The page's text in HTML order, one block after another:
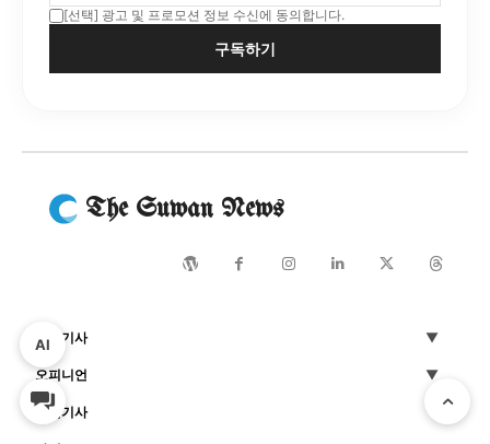
[선택] 광고 및 프로모션 정보 수신에 동의합니다.
구독하기
The Suwan News
전체기사
오피니언
기획기사
AI